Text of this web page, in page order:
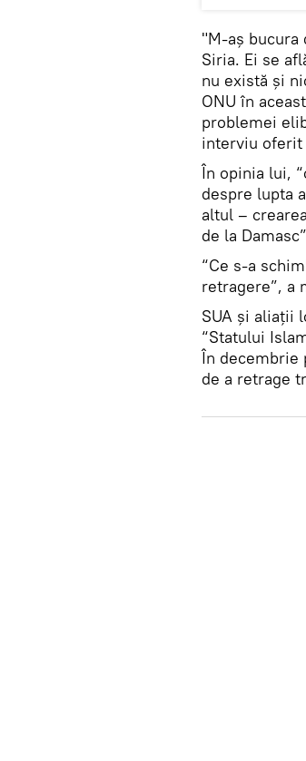
"M-aș
Siria. Ei se
nu există și
ONU în
problemei
interviu oferit
În opinia lui,
despre lupta
altul –
de la
“Ce s-a
retragere”, a
SUA și aliații
“Statului
În decembrie
de a retrage